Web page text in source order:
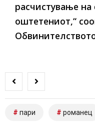
расчистување на
оштетениот,“
пари романец